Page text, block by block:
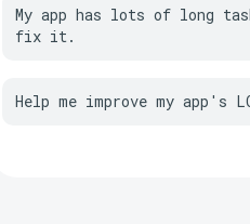
My app has lots of long
fix it.
Help me improve my app's